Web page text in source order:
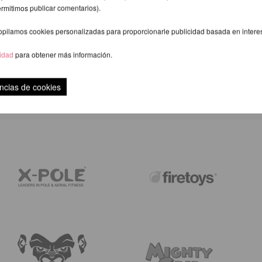
publicar comentarios).
cookies personalizadas para proporcionarle publicidad basada en
para obtener más información.
de cookies